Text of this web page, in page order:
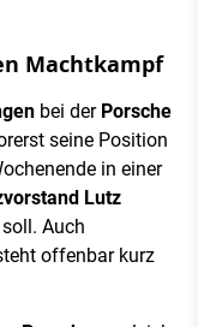
Machtkampf
bei der Porsche
seine Position
in einer
Lutz
Auch
offenbar kurz